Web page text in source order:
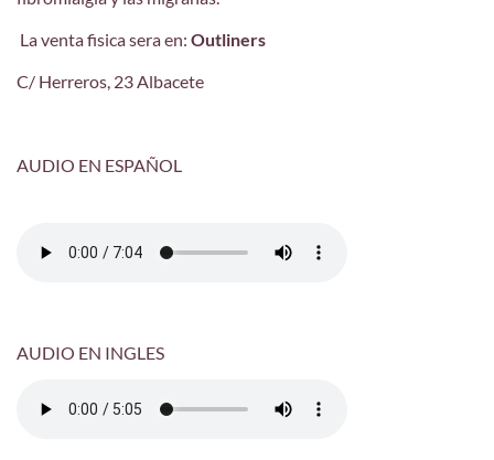
La venta fisica sera en: Outliners
C/ Herreros, 23 Albacete
AUDIO EN ESPAÑOL
AUDIO EN INGLES